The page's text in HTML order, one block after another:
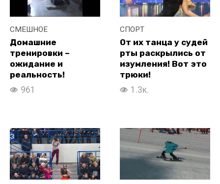
СМЕШНОЕ
Домашние
тренировки –
ожидание и
реальность!
961
СПОРТ
От их танца у судей
рты раскрылись от
изумления! Вот это
трюки!
1.3к.